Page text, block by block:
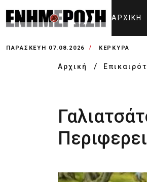
ΑΡΧΙΚΉ
ΠΑΡΑΣΚΕΥΉ 07.08.2026 ΚΕΡΚΥΡΑ
Αρχική